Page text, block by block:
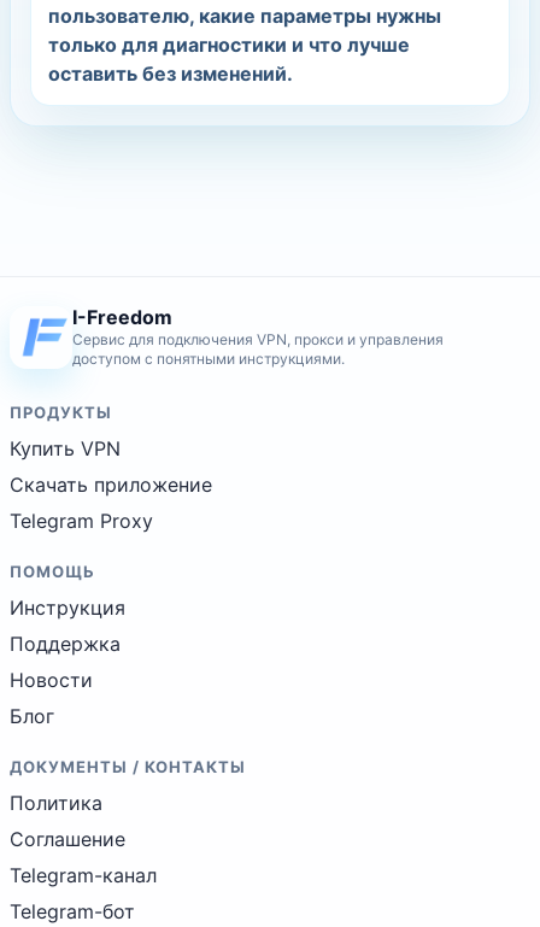
пользователю, какие параметры нужны
только для диагностики и что лучше
оставить без изменений.
I-Freedom
Сервис для подключения VPN, прокси и управления
доступом с понятными инструкциями.
ПРОДУКТЫ
Купить VPN
Скачать приложение
Telegram Proxy
ПОМОЩЬ
Инструкция
Поддержка
Новости
Блог
ДОКУМЕНТЫ / КОНТАКТЫ
Политика
Соглашение
Telegram-канал
Telegram-бот